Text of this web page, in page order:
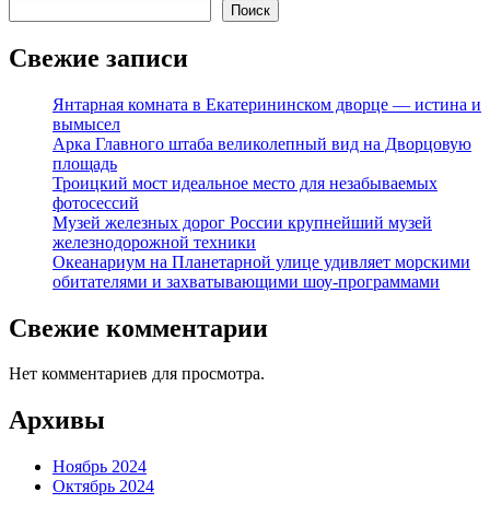
Поиск
Свежие записи
Янтарная комната в Екатерининском дворце — истина и
вымысел
Арка Главного штаба великолепный вид на Дворцовую
площадь
Троицкий мост идеальное место для незабываемых
фотосессий
Музей железных дорог России крупнейший музей
железнодорожной техники
Океанариум на Планетарной улице удивляет морскими
обитателями и захватывающими шоу-программами
Свежие комментарии
Нет комментариев для просмотра.
Архивы
Ноябрь 2024
Октябрь 2024